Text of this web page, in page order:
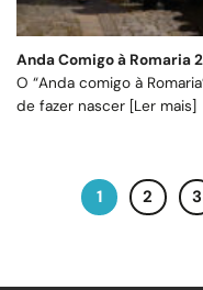
Anda Comigo à Romaria
O “Anda comigo à
de fazer nascer [Ler mais]
1 2 3